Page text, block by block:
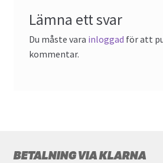
Lämna ett svar
Du måste vara inloggad för att
kommentar.
BETALNING VIA KLARNA